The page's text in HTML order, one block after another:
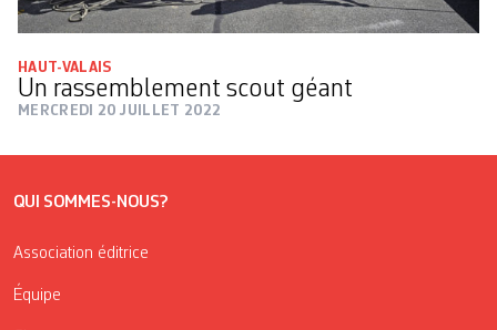
HAUT-VALAIS
Un rassemblement scout géant
MERCREDI 20 JUILLET 2022
QUI SOMMES-NOUS?
Association éditrice
Équipe